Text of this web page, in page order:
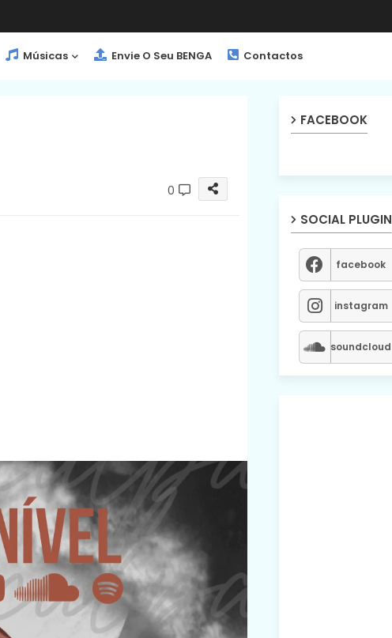
Músicas Envie O Seu BENGA Contactos
0
FACEBOOK
SOCIAL PLUGIN
facebook
instagram
soundcloud